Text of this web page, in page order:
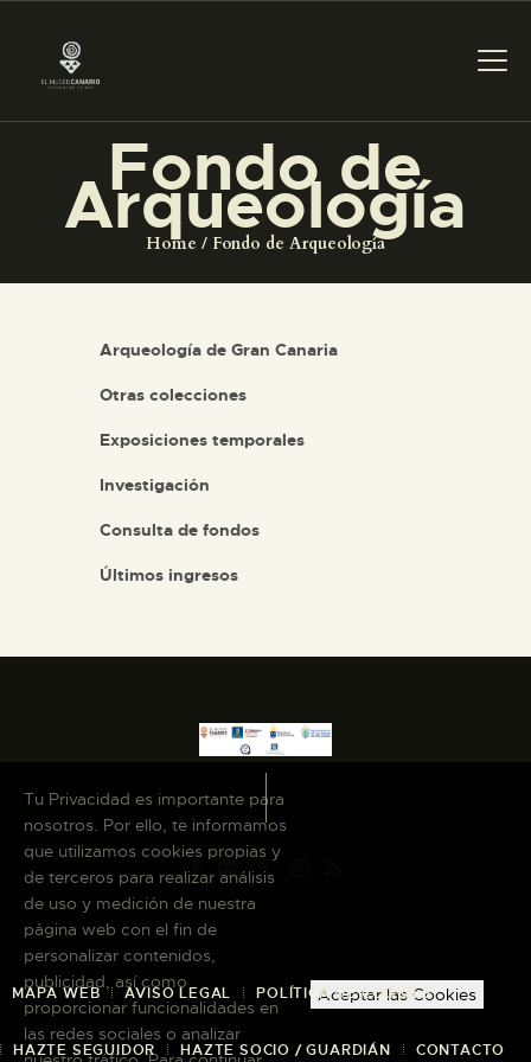
Fondo de
Arqueología
Home Fondo de Arqueología
PREPARAR LA VISITA
COLECCIONES
ACTIVIDADES
█
EL MUSEO
COLECCIONES
DIDÁCTICA
Arqueología de Gran Canaria
Otras colecciones
Exposiciones temporales
Investigación
Consulta de fondos
Últimos ingresos
MAPA WEB AVISO LEGAL POLÍTICA DE COOKIES
HAZTE SEGUIDOR HAZTE SOCIO / GUARDIÁN CONTACTO
Tu Privacidad es importante para
nosotros. Por ello, te informamos
que utilizamos cookies propias y
de terceros para realizar análisis
de uso y medición de nuestra
página web con el fin de
personalizar contenidos,
publicidad, así como
proporcionar funcionalidades en
las redes sociales o analizar
Aceptar las Cookies